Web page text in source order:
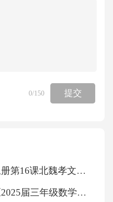
0/150 提交
中国历史七年级上册第16课北魏孝文帝改革教学设计
齐齐哈尔市龙沙区2025届三年级数学下学期期末调研模拟试题含解析